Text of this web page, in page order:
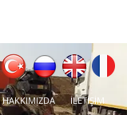
HAKKIMIZDA İLETİŞİM